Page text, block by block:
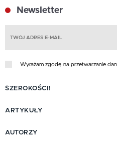
Newsletter
Wyrażam zgodę na przetwarzanie
SZEROKOŚCI!
ARTYKUŁY
AUTORZY